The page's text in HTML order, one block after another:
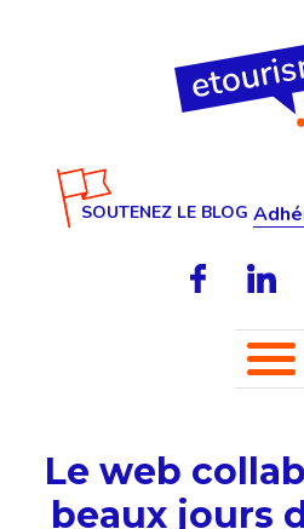
SOUTENEZ LE BLOG
Le web
beaux jours